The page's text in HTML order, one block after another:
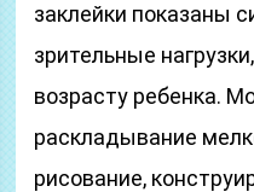
заклейки показаны
зрительные
возрасту ребенка.
раскладывание
рисование,